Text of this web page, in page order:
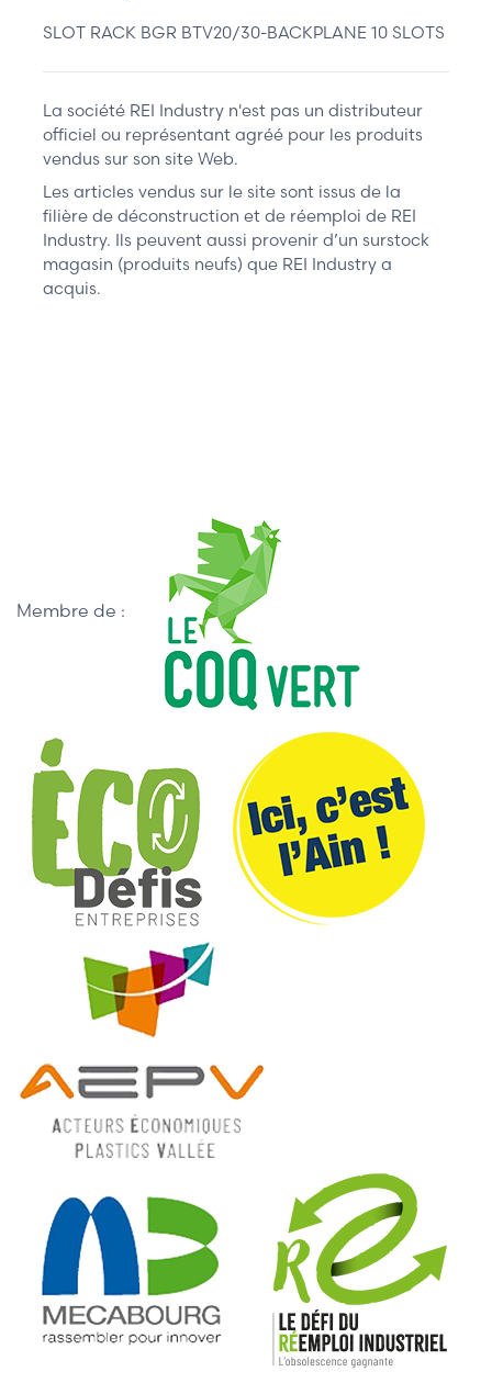
SLOT RACK BGR BTV20/30-BACKPLANE 10 SLOTS
La société REI Industry n'est pas un distributeur
officiel ou représentant agréé pour les produits
vendus sur son site Web.
Les articles vendus sur le site sont issus de la
filière de déconstruction et de réemploi de REI
Industry. Ils peuvent aussi provenir d’un surstock
magasin (produits neufs) que REI Industry a
acquis.
Membre de :